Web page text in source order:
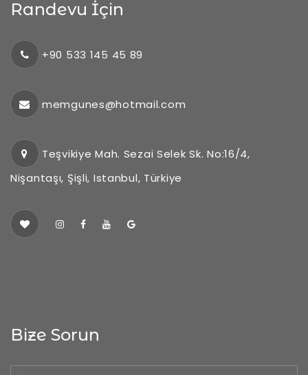
Randevu İçin
+90 533 145 45 89
memgunes@hotmail.com
Teşvikiye Mah. Sezai Selek Sk. No:16/4,
Nişantaşı, Şişli, Istanbul, Türkiye
Bize Sorun